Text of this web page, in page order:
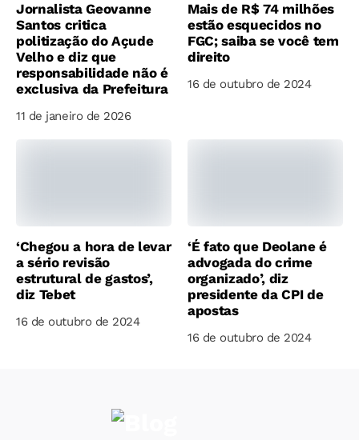
Jornalista Geovanne
Santos critica
politização do Açude
Velho e diz que
responsabilidade não é
exclusiva da Prefeitura
11 de janeiro de 2026
Mais de R$ 74 milhões
estão esquecidos no
FGC; saiba se você tem
direito
16 de outubro de 2024
‘Chegou a hora de levar
a sério revisão
estrutural de gastos’,
diz Tebet
16 de outubro de 2024
‘É fato que Deolane é
advogada do crime
organizado’, diz
presidente da CPI de
apostas
16 de outubro de 2024